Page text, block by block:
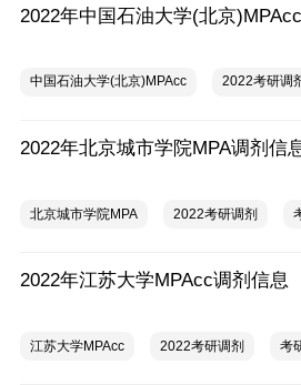
2022年中国石油大学(北京
中国石油大学(北京)MPAcc 2022考研调
2022年北京城市学院MPA调剂信
北京城市学院MPA 2022考研调剂
2022年江苏大学MPAcc调剂信息
江苏大学MPAcc 2022考研调剂 考